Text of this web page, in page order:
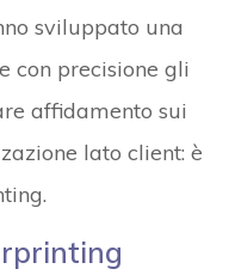
sviluppato una
con precisione gli
affidamento sui
lato client: è